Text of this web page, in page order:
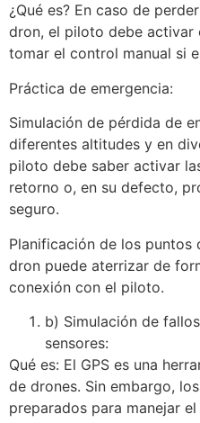
¿Qué es? En caso de
dron, el piloto debe
tomar el control manual si
Práctica de emergencia:
Simulación de pérdida de
diferentes altitudes y en
piloto debe saber activar
retorno o, en su defecto,
seguro.
Planificación de los puntos
dron puede aterrizar de
conexión con el piloto.
b) Simulación de
sensores:
Qué es: El GPS es una
de drones. Sin embargo,
preparados para manejar